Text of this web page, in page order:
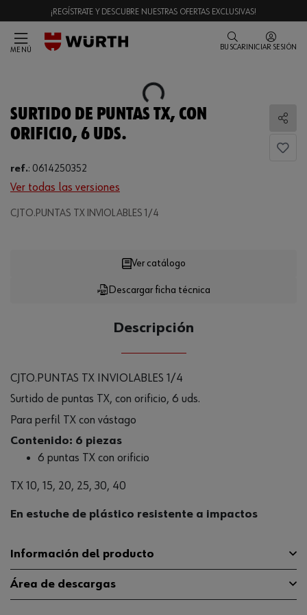
¡REGÍSTRATE Y DESCUBRE NUESTRAS OFERTAS EXCLUSIVAS!
MENÚ BUSCAR INICIAR SESIÓN
Loading...
SURTIDO DE PUNTAS TX, CON
ORIFICIO, 6 UDS.
ref.: 0614250352
Ver todas las versiones
CJTO.PUNTAS TX INVIOLABLES 1/4
Loading...
Descargar ficha técnica
Ver catálogo
Descripción
CJTO.PUNTAS TX INVIOLABLES 1/4
Surtido de puntas TX, con orificio, 6 uds.
Para perfil TX con vástago
Contenido: 6 piezas
6 puntas TX con orificio
TX 10, 15, 20, 25, 30, 40
En estuche de plástico resistente a impactos
Información del producto
6 Uds
Área de descargas